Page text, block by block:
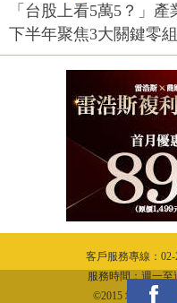
「台股上看5萬5？」
下半年聚焦3大關鍵零
客戶服務專線：02-
服務時間：週一至
©2015 城邦文化